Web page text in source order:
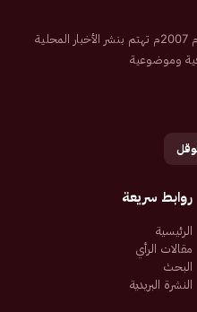
صحيفة إلكترونية سعودية تم تأسيسها عام 2007م تهتم بنشر الأخبار المحلية
وموضوعية
روابط سريعة
الرئيسية
مقالات الرأي
البحث
النشرة البريدية